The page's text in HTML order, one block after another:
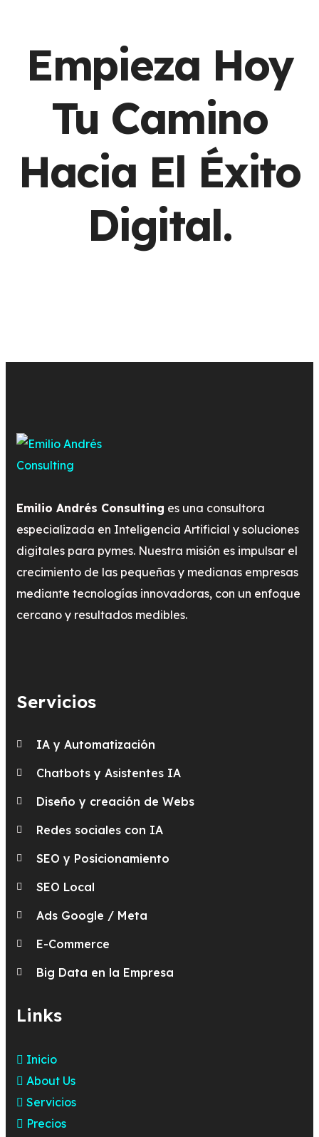
Empieza Hoy
Tu Camino
Hacia El Éxito
Digital.
Emilio Andrés Consulting es una consultora
especializada en Inteligencia Artificial y soluciones
digitales para pymes. Nuestra misión es impulsar el
crecimiento de las pequeñas y medianas empresas
mediante tecnologías innovadoras, con un enfoque
cercano y resultados medibles.
Servicios
IA y Automatización
Chatbots y Asistentes IA
Diseño y creación de Webs
Redes sociales con IA
SEO y Posicionamiento
SEO Local
Ads Google / Meta
E-Commerce
Big Data en la Empresa
Links
Inicio
About Us
Servicios
Precios